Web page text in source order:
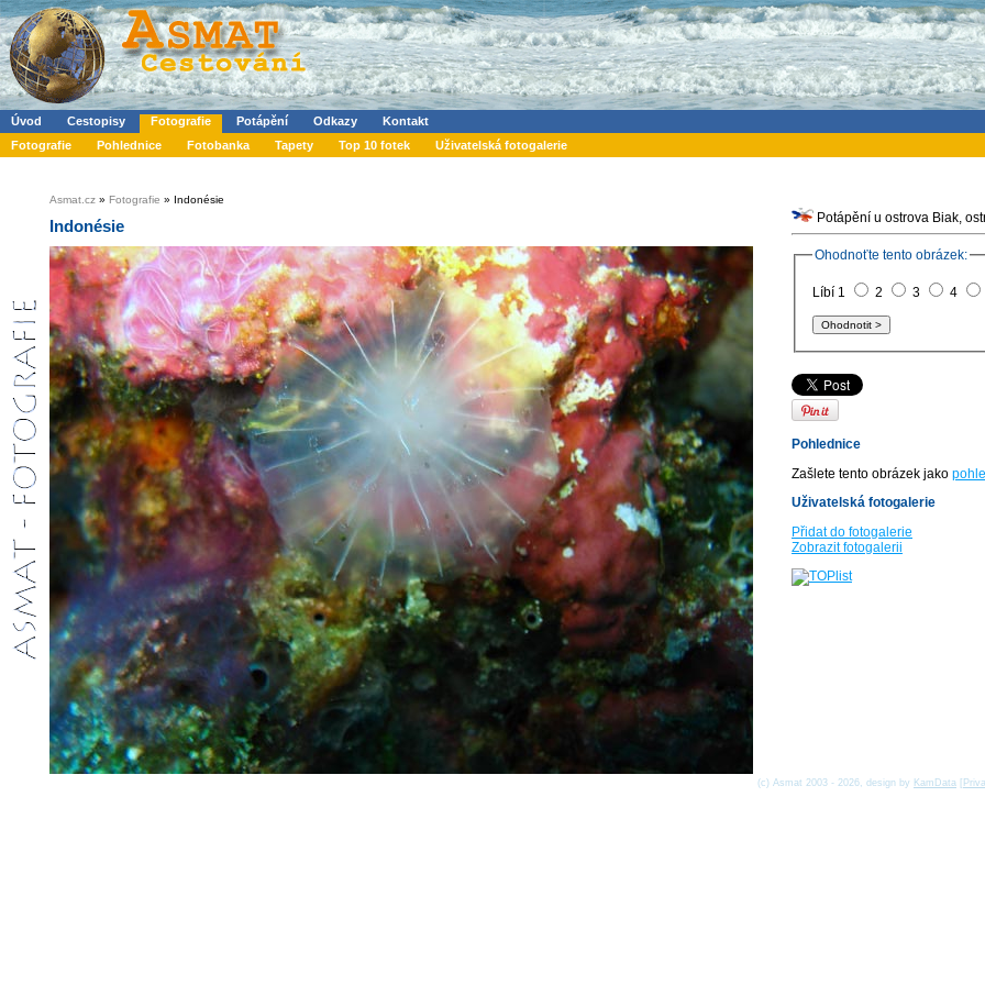
Úvod Cestopisy Fotografie Potápění Odkazy
Kontakt
Fotografie
Pohlednice Fotobanka Tapety Top 10 fotek Uživatelská fotogalerie
Asmat.cz » Fotografie » Indonésie
Indonésie
Ohodnoťte tento obrázek:
Líbí 1 2 3 4
Pohlednice
Zašlete tento obrázek jako
Uživatelská fotogalerie
Přidat do fotogalerie
Zobrazit fotogalerii
(c) Asmat 2003 - 2026, design by KamData